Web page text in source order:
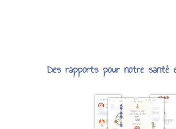
Des rapports pour notre santé